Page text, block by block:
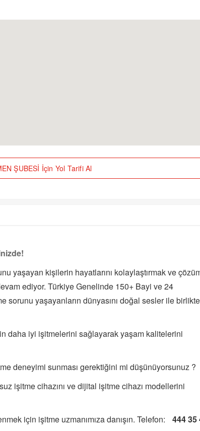
ŞUBESİ İçin Yol Tarifi Al
yaşayan kişilerin hayatlarını kolaylaştırmak ve
ediyor. Türkiye Genelinde 150+ Bayi ve 24
sorunu yaşayanların dünyasını doğal sesler ile birlikte
daha iyi işitmelerini sağlayarak yaşam kalitelerini
deneyimi sunması gerektiğini mi düşünüyorsunuz ?
işitme cihazını ve dijital işitme cihazı modellerini
için işitme uzmanımıza danışın. Telefon:
444 35